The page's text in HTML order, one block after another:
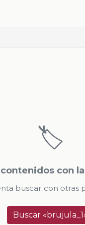
🏷️
con
buscar con otras
Buscar